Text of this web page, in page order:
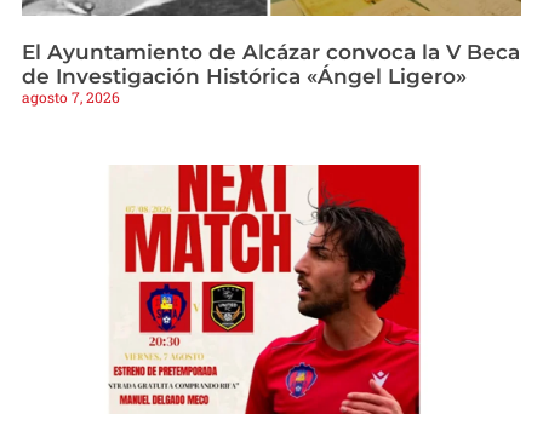
El Ayuntamiento de Alcázar convoca la V Beca
de Investigación Histórica «Ángel Ligero»
agosto 7, 2026